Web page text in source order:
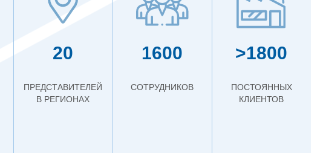
20
ПРЕДСТАВИТЕЛЕЙ
В РЕГИОНАХ
1600
СОТРУДНИКОВ
>1800
ПОСТОЯННЫХ
КЛИЕНТОВ